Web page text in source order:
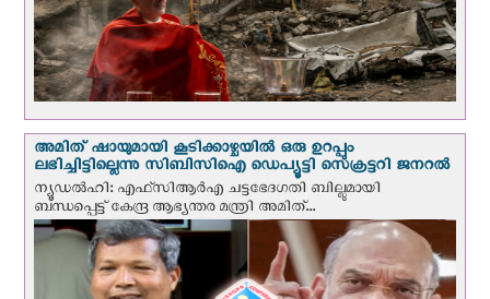
അമിത് ഷായുമായി കൂടിക്കാഴ്ചയില്‍ ഒരു ഉറപ്പും
ലഭിച്ചിട്ടില്ലെന്നു സിബിസിഐ ഡെപ്യൂട്ടി സെക്രട്ടറി ജനറല്‍
ന്യൂഡല്‍ഹി: എഫ്‌സിആര്‍എ ചട്ടഭേദഗതി ബില്ലുമായി
ബന്ധപ്പെട്ട് കേന്ദ്ര ആഭ്യന്തര മന്ത്രി അമിത്...